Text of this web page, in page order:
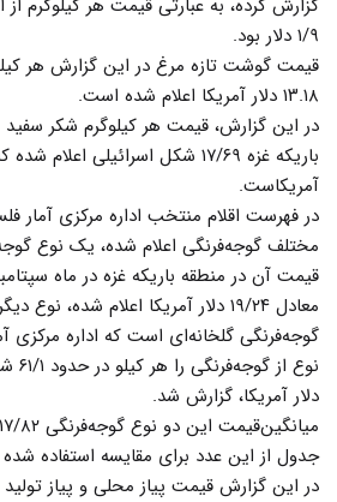
۱/۹ دلار بود.
۱۳.۱۸ دلار آمریکا اعلام شده است.
در این گزارش، قیمت هر کیلوگرم شکر
آمریکاست.
در فهرست اقلام منتخب اداره مرکزی آمار
مختلف گوجه‌فرنگی اعلام شده، یک نوع
معادل ۱۹/۲۴ دلار آمریکا اعلام شده،
گوجه‌فرنگی گلخانه‌ای است که اداره
دلار آمریکا، گزارش شد.
جدول از این عدد برای مقایسه استفاده
در این گزارش قیمت پیاز محلی و پیاز